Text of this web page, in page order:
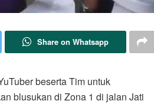
Share on Whatsapp
beserta Tim untuk
blusukan di Zona 1 di jalan Jati